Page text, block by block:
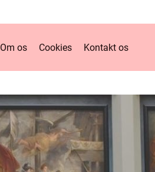
Om os Cookies Kontakt os